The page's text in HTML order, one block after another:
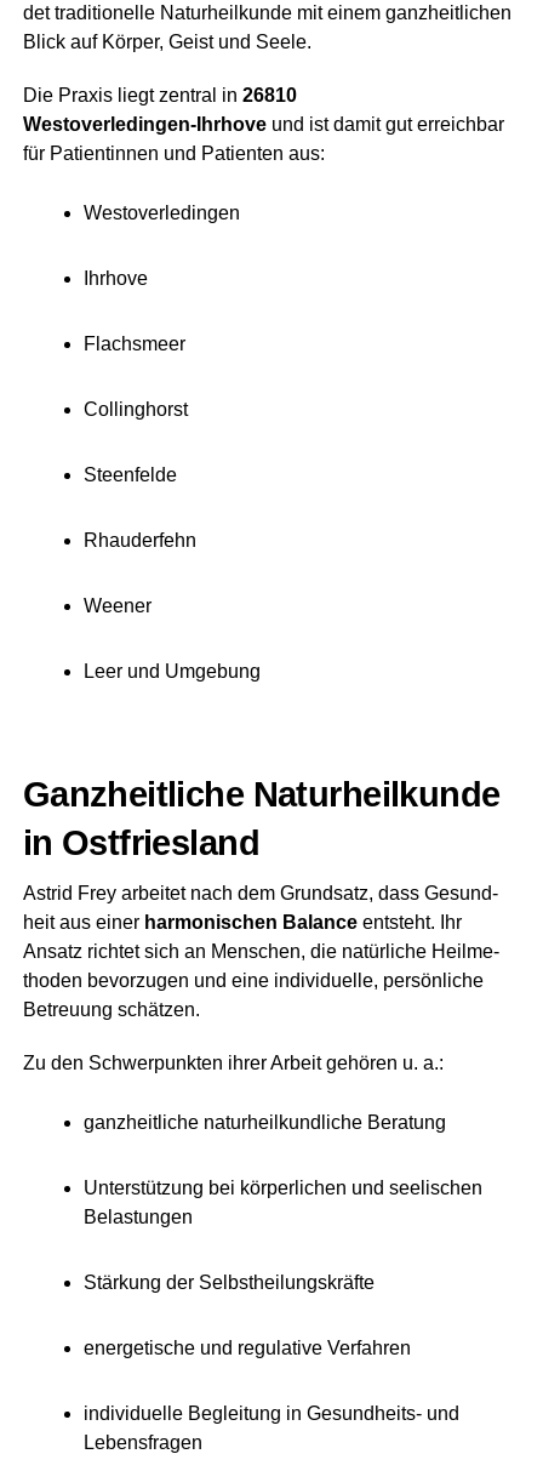
det tra­di­tio­nel­le Natur­heil­kun­de mit einem ganz­heit­li­chen
Blick auf Kör­per, Geist und Seele.
Die Pra­xis liegt zen­tral in 26810
Westoverledingen‑Ihrhoveund ist damit gut erreich­bar
für Pati­en­tin­nen und Pati­en­ten aus:
Wes­t­ov­er­le­din­gen
Ihr­ho­ve
Flachs­meer
Col­ling­horst
Steen­fel­de
Rhau­der­fehn
Wee­ner
Leer und Umgebung
Ganz­heit­li­che Natur­heil­kun­de
in Ostfriesland
Astrid Frey arbei­tet nach dem Grund­satz, dass Gesund­
heit aus einer har­mo­ni­schen Balan­ceent­steht. Ihr
Ansatz rich­tet sich an Men­schen, die natür­li­che Heil­me­
tho­den bevor­zu­gen und eine indi­vi­du­el­le, per­sön­li­che
Betreu­ung schätzen.
Zu den Schwer­punk­ten ihrer Arbeit gehö­ren u. a.:
ganz­heit­li­che natur­heil­kund­li­che Beratung
Unter­stüt­zung bei kör­per­li­chen und see­li­schen
Belastungen
Stär­kung der Selbstheilungskräfte
ener­ge­ti­sche und regu­la­ti­ve Verfahren
indi­vi­du­el­le Beglei­tung in Gesundheits‑ und
Lebensfragen